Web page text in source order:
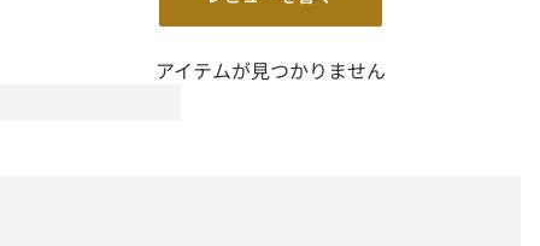
アイテムが見つかりません